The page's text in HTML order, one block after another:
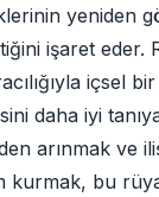
yeniden
işaret eder.
içsel
daha iyi
arınmak ve
kurmak, bu